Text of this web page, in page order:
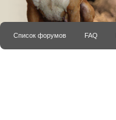
Список форумов FAQ